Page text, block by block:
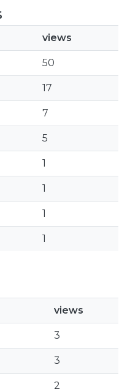
views
50
17
7
5
1
1
1
1
views
3
3
2